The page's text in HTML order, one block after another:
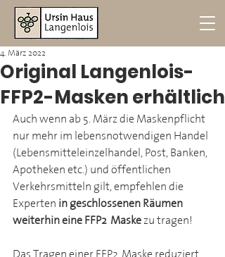
Original Langenlois-
FFP2-Masken erhältlich
4. März 2022
Auch wenn ab 5. März die Maskenpflicht
nur mehr im lebensnotwendigen Handel
(Lebensmitteleinzelhandel, Post, Banken,
Apotheken etc.) und öffentlichen
Verkehrsmitteln gilt, empfehlen die
Experten in geschlossenen Räumen
weiterhin eine FFP2-Maske zu tragen!